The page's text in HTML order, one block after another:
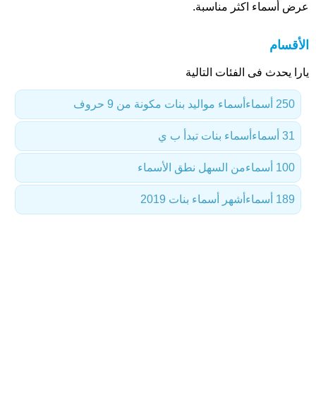
عرض أسماء اكثر مناسبة.
الأقسام
يارا يحدث فى الفئات التالية
أسماء مواليد بنات مكونة من 9 حروف 250 أسماء
أسماء بنات تبدأ ب ي 31 أسماء
من السهل نطق الأسماء 100 أسماء
أشهر أسماء بنات 2019 189 أسماء